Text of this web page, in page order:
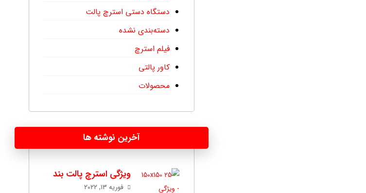
دستگاه دستی استرچ پالت
دسته‌بندی نشده
فیلم استرچ
کاور پالتی
محصولات
آخرین نوشته ها
ویژگی استرچ پالت بند
فوریه ۱۳, ۲۰۲۲